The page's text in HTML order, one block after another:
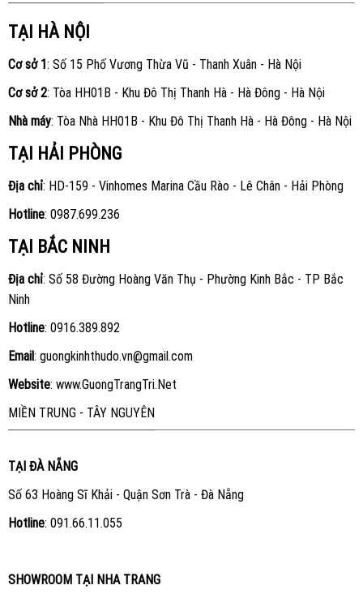
TẠI HÀ NỘI
Cơ sở 1 : Số 15 Phố Vương Thừa Vũ - Thanh Xuân - Hà Nội
Cơ sở 2: Tòa HH01B - Khu Đô Thị Thanh Hà - Hà Đông - Hà Nội
Nhà máy: Tòa Nhà HH01B - Khu Đô Thị Thanh Hà - Hà Đông - Hà Nội
TẠI HẢI PHÒNG
Địa chỉ: HD-159 - Vinhomes Marina Cầu Rào - Lê Chân - Hải Phòng
Hotline: 0987.699.236
TẠI BẮC NINH
Địa chỉ: Số 58 Đường Hoàng Văn Thụ - Phường Kinh Bắc - TP Bắc
Ninh
Hotline: 0916.389.892
Email: guongkinhthudo.vn@gmail.com
Website: www.GuongTrangTri.Net
MIỀN TRUNG - TÂY NGUYÊN
TẠI ĐÀ NẴNG
Số 63 Hoàng Sĩ Khải - Quận Sơn Trà - Đà Nẵng
Hotline: 091.66.11.055
SHOWROOM TẠI NHA TRANG